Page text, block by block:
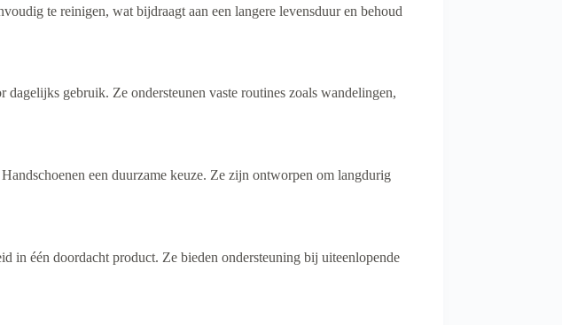
te reinigen, wat bijdraagt aan een langere levensduur en behoud
gebruik. Ze ondersteunen vaste routines zoals wandelingen,
een duurzame keuze. Ze zijn ontworpen om langdurig
één doordacht product. Ze bieden ondersteuning bij uiteenlopende